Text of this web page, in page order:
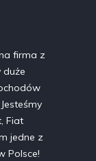
firma z
duże
Fiat
jedne z
Polsce!